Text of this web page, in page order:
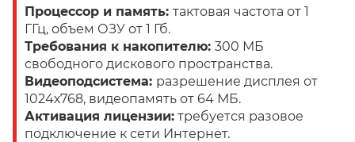
Процессор и память: тактовая частота от 1
ГГц, объем ОЗУ от 1 Гб.
Требования к накопителю: 300 МБ
свободного дискового пространства.
Видеоподсистема: разрешение дисплея от
1024х768, видеопамять от 64 МБ.
Активация лицензии: требуется разовое
подключение к сети Интернет.